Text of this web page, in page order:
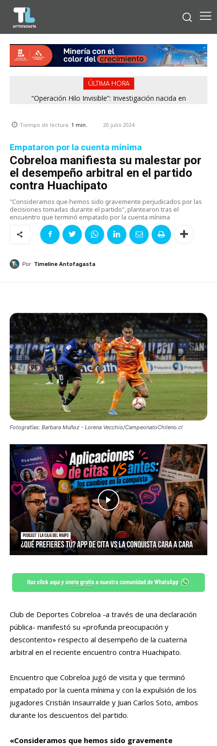
ÚLTIMA HORA
“Operación Hilo Invisible”: Investigación nacida en
Tiempo de lectura: 1 min. 20 julio 2024
Empataron por la cuenta mínima
Cobreloa manifiesta su malestar por
el desempeño arbitral en el partido
contra Huachipato
"Consideramos que hemos sido gravemente perjudicados por las
decisiones tomadas durante el partido", plantearon tras el
encuentro que terminó empatado por la cuenta mínima
Por Timeline Antofagasta
Fotografías: Barbara Muñoz - Lorena Vecchio/CampeonatoChileno.cl
Club de Deportes Cobreloa -a través de una declaración
pública- manifestó su «profunda preocupación y
descontento» respecto al desempeño de la cuaterna
arbitral en el reciente encuentro contra Huachipato.
Encuentro que Cobreloa jugó de visita y que terminó
empatado por la cuenta mínima y con la expulsión de los
jugadores Cristián Insaurralde y Juan Carlos Soto, ambos
durante los descuentos del partido.
«Consideramos que hemos sido gravemente